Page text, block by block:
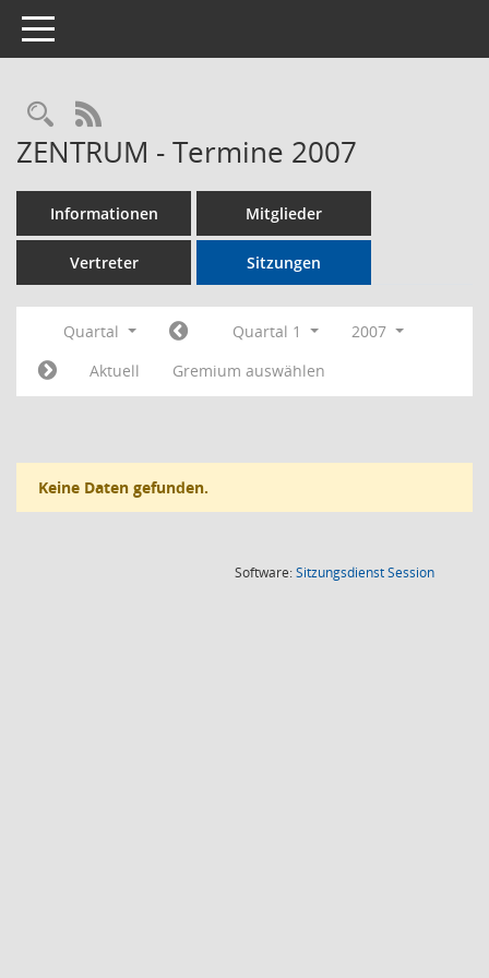
Toggle navigation
Rechercheauswahl
RSS-Feed
ZENTRUM - Termine 2007
Informationen Mitglieder
Vertreter Sitzungen
Quartal Quartal 1
2007
Aktuell
Gremium auswählen
Keine Daten gefunden.
Software:SitzungsdienstSession(Wird in